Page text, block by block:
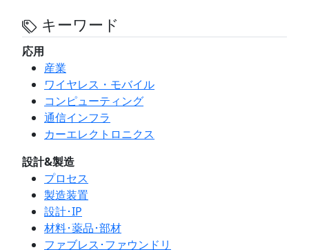
キーワード
応用
産業
ワイヤレス・モバイル
コンピューティング
通信インフラ
カーエレクトロニクス
設計&製造
プロセス
製造装置
設計･IP
材料･薬品･部材
ファブレス･ファウンドリ